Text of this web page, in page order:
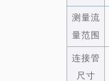
测量流
量范围
连接管
尺寸